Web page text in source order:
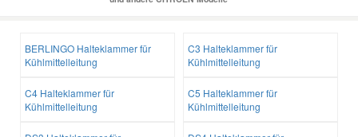
BERLINGO Halteklammer für
Kühlmittelleitung
C3 Halteklammer für
Kühlmittelleitung
C4 Halteklammer für
Kühlmittelleitung
C5 Halteklammer für
Kühlmittelleitung